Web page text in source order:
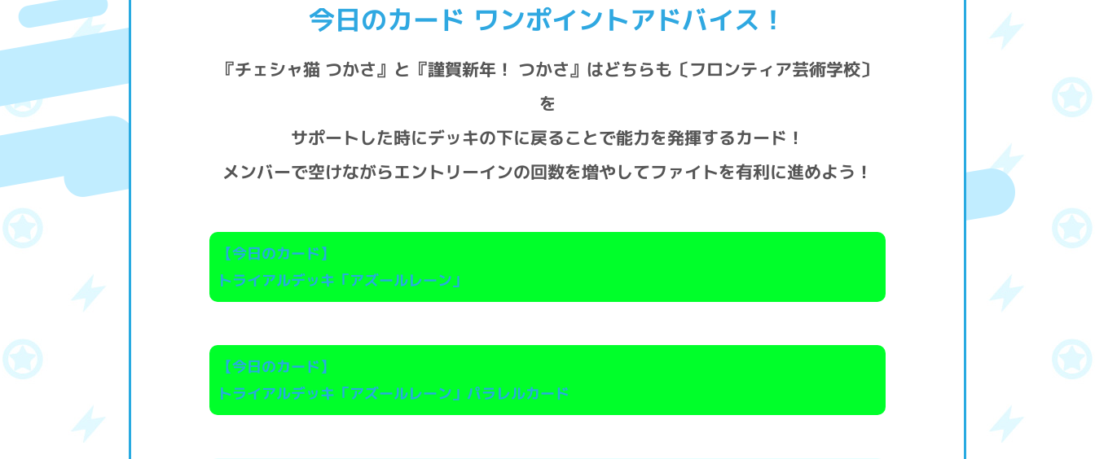
今日のカード ワンポイントアドバイス！
『チェシャ猫 つかさ』と『謹賀新年！ つかさ』はどちらも〔フロンティア芸術学校〕
を
サポートした時にデッキの下に戻ることで能力を発揮するカード！
メンバーで空けながらエントリーインの回数を増やしてファイトを有利に進めよう！
【今日のカード】
トライアルデッキ「アズールレーン」
【今日のカード】
トライアルデッキ「アズールレーン」パラレルカード